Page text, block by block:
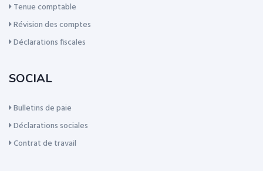
Tenue comptable
Révision des comptes
Déclarations fiscales
SOCIAL
Bulletins de paie
Déclarations sociales
Contrat de travail